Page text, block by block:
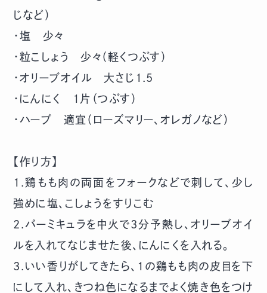
じなど）
・塩 少々
・粒こしょう 少々（軽くつぶす）
・オリーブオイル 大さじ1.5
・にんにく 1片（つぶす）
・ハーブ 適宜（ローズマリー、オレガノなど）
【作り方】
1.鶏もも肉の両面をフォークなどで刺して、少し
強めに塩、こしょうをすりこむ
2.バーミキュラを中火で3分予熱し、オリーブオイ
ルを入れてなじませた後、にんにくを入れる。
3.いい香りがしてきたら、1の鶏もも肉の皮目を下
にして入れ、きつね色になるまでよく焼き色をつけ